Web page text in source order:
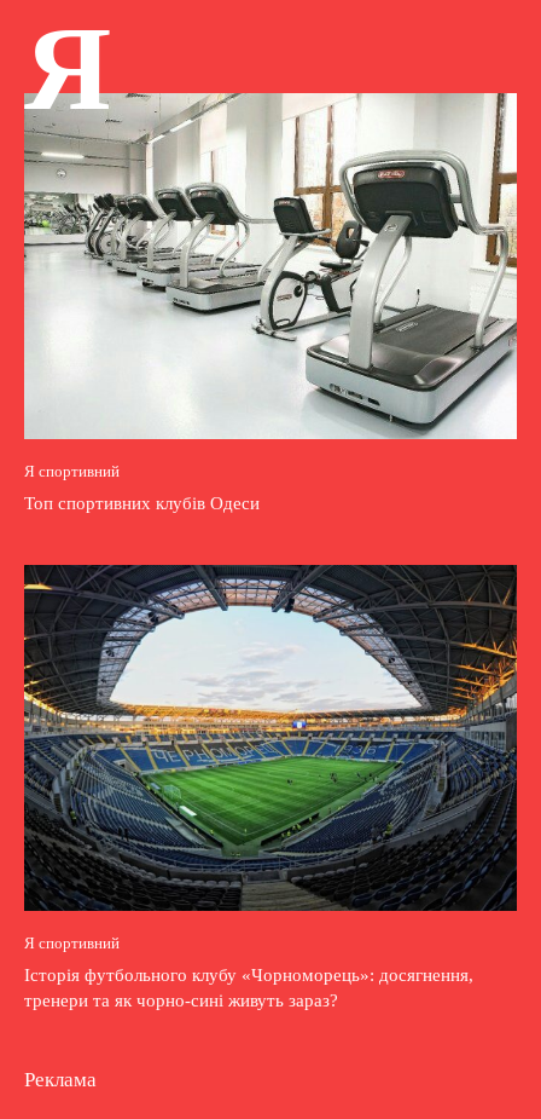
Я
Я спортивний
Топ спортивних клубів Одеси
Я спортивний
Історія футбольного клубу «Чорноморець»: досягнення,
тренери та як чорно-сині живуть зараз?
Реклама